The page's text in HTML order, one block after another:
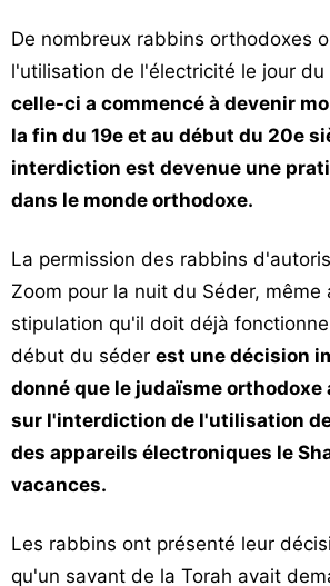
De nombreux rabbins orthodoxes
l'utilisation de l'électricité le jour
celle-ci a commencé à devenir
la fin du 19e et au début du 20e
interdiction est devenue une
dans le monde orthodoxe.
La permission des rabbins
Zoom pour la nuit du Séder, même
stipulation qu'il doit déjà
début du séder est une décision
donné que le judaïsme
sur l'interdiction de l'utilisation
des appareils électroniques le
vacances.
Les rabbins ont présenté leur
qu'un savant de la Torah avait